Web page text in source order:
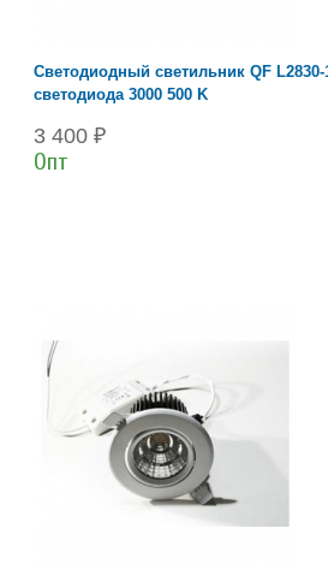
Светодиодный светильник QF L2830-
светодиода 3000 500 K
3 400 ₽
Опт